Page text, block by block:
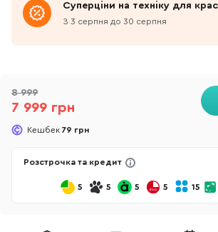
Суперціни на техніку для
З 3 серпня до 30 серпня
8 999
7 999 грн
Кешбек 79 грн
Розстрочка та кредит
5 5 5 5 15